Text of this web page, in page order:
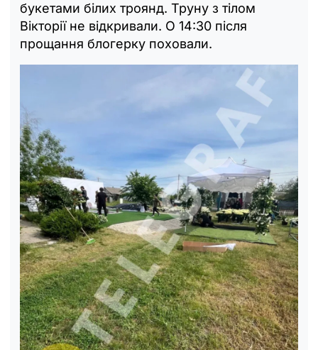
букетами білих троянд. Труну з тілом
Вікторії не відкривали. О 14:30 після
прощання блогерку поховали.